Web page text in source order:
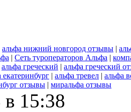
альфа нижний новгород отзывы |
| Сеть туроператоров Альфа |
альфа греческий | альфа греческий
екатеринбург | альфа тревел | альфа
отзывы | миральфа отзывы
15:38